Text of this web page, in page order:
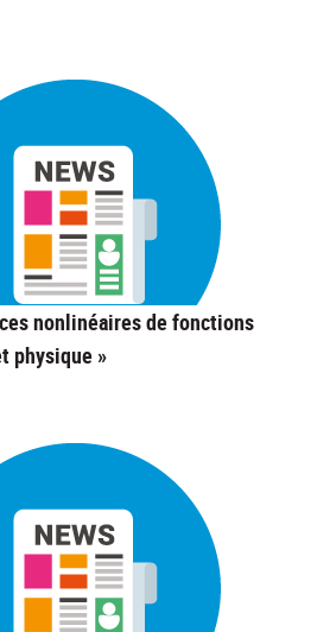
nonlinéaires de fonctions
physique »